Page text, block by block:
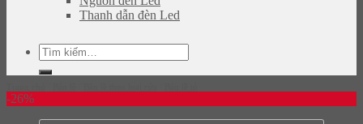
Thanh dẫn đèn Led
Tìm
kiếm:
-26%